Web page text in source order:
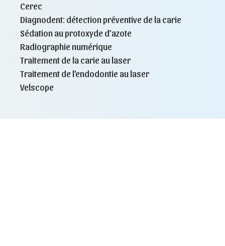
Cerec
Diagnodent: détection préventive de la carie
Sédation au protoxyde d’azote
Radiographie numérique
Traitement de la carie au laser
Traitement de l’endodontie au laser
Velscope